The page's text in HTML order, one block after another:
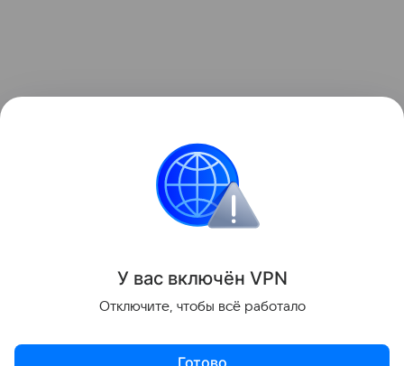
У вас включён VPN
Отключите, чтобы всё работало
Готово